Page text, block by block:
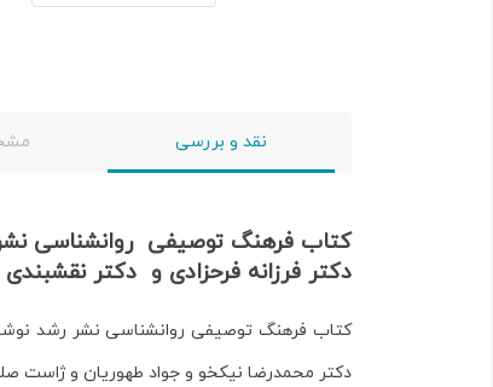
نقد و بررسی
کتاب فرهنگ توصیفی روانشناسی
دکتر فرزانه فرحزادی و دکتر
کتاب فرهنگ توصیفی روانشناسی نشر رشد
دکتر محمدرضا نیکخو و جواد طهوریان و ژاست